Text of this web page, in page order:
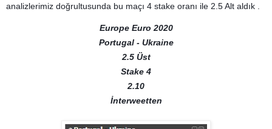
analizlerimiz doğrultusunda bu maçı 4 stake oranı ile 2.5 Alt aldık .
Europe Euro 2020
Portugal - Ukraine
2.5 Üst
Stake 4
2.10
İnterweetten